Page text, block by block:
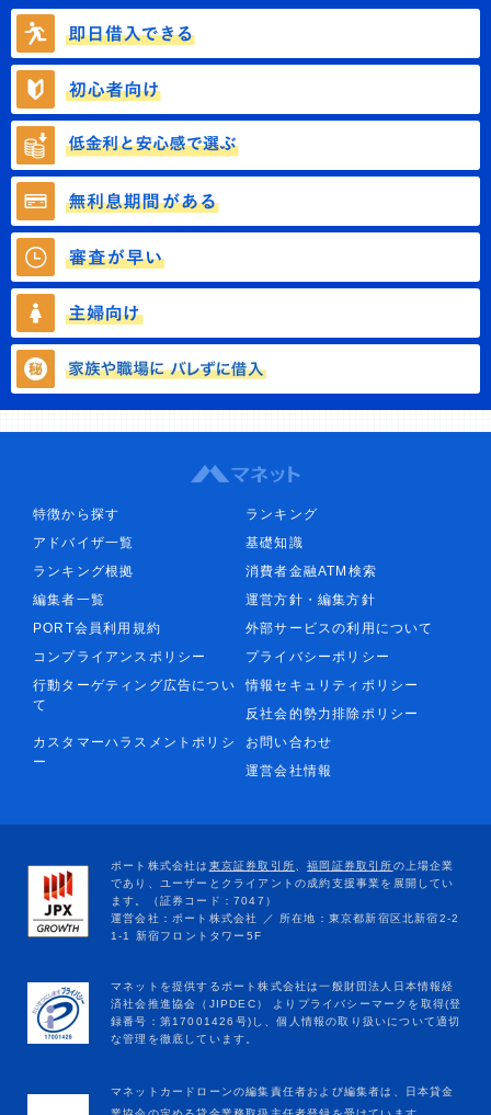
特徴から探す
ランキング
アドバイザ一覧
基礎知識
ランキング根拠
消費者金融ATM検索
編集者一覧
運営方針・編集方針
PORT会員利用規約
外部サービスの利用について
コンプライアンスポリシー
プライバシーポリシー
行動ターゲティング広告につい
て
情報セキュリティポリシー
反社会的勢力排除ポリシー
カスタマーハラスメントポリシ
ー
お問い合わせ
運営会社情報
マネットカードローンの編集責任者および編集者は、日本貸金